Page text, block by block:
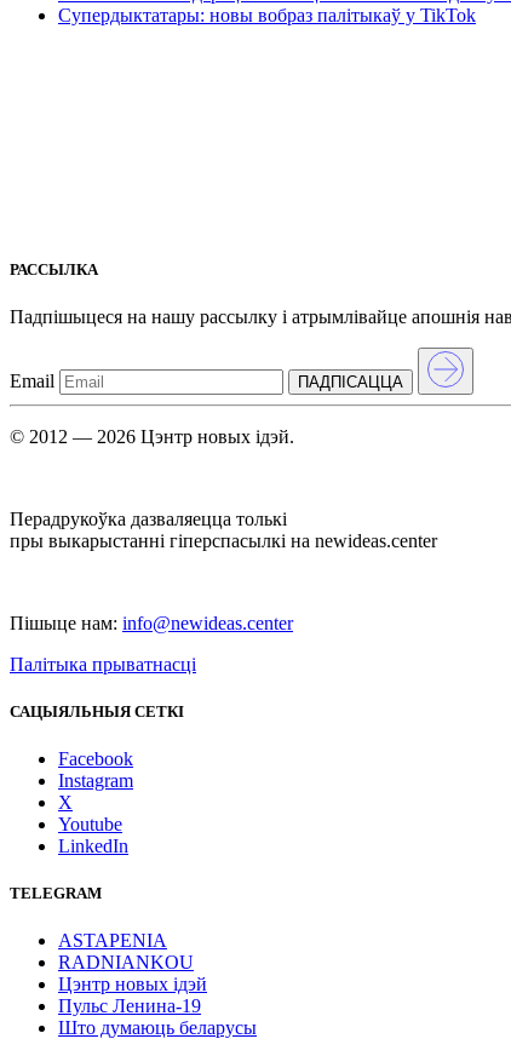
Супердыктатары: новы вобраз палітыкаў у TikTok
РАССЫЛКА
Падпішыцеся на нашу рассылкy і атрымлівайце апошнія
Email ПАДПIСАЦЦА
© 2012 — 2026 Цэнтр новых ідэй.
Перадрукоўка дазваляецца толькі
пры выкарыстанні гіперспасылкі на newideas.center
Пішыце нам: info@newideas.center
Палітыка прыватнасці
САЦЫЯЛЬНЫЯ СЕТКІ
Facebook
Instagram
X
Youtube
LinkedIn
TELEGRAM
ASTAPENIA
RADNIANKOU
Цэнтр новых ідэй
Пульс Ленина-19
Што думаюць беларусы